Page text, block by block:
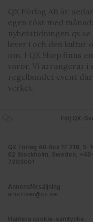
QX Förlag AB är,
egen röst med
nyhetstidningen qx.se
lever i och den kultur
om. I QX Shop finns
varor. Vi arrangerar i
regelbundet event
verket.
Följ QX-
QX Förlag AB Box 17 218, S-
62 Stockholm, Sweden.
7203001
Annonsförsäljning
annonser@qx.se
Hantera cookie-samtycke